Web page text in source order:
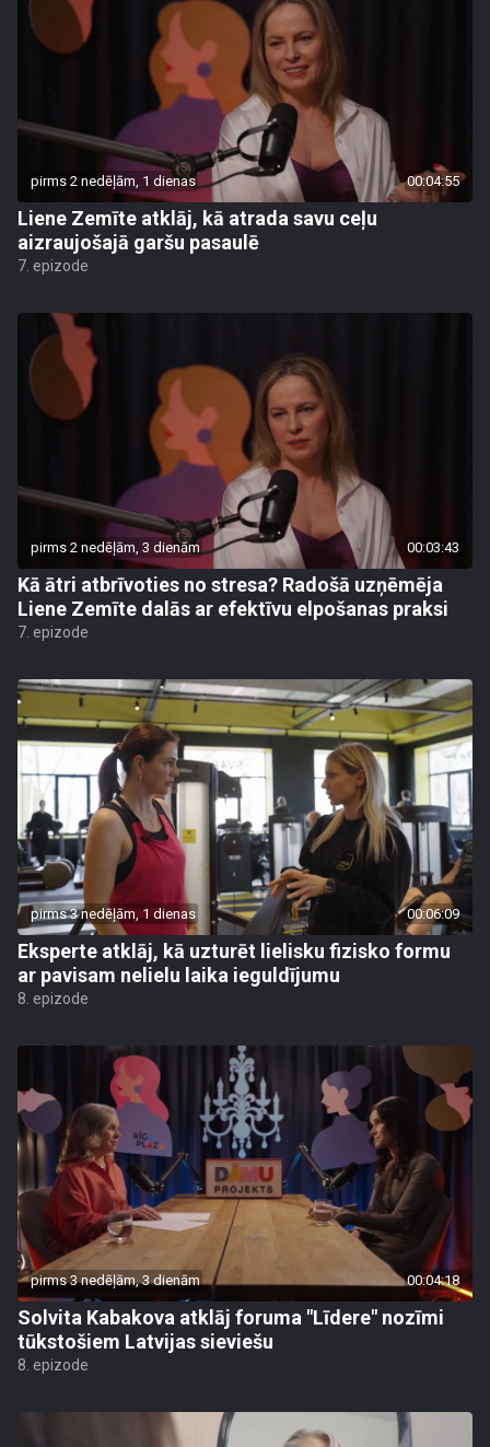
pirms 2 nedēļām, 1 dienas 00:04:55
Liene Zemīte atklāj, kā atrada savu ceļu
aizraujošajā garšu pasaulē
7. epizode
pirms 2 nedēļām, 3 dienām 00:03:43
Kā ātri atbrīvoties no stresa? Radošā uzņēmēja
Liene Zemīte dalās ar efektīvu elpošanas praksi
7. epizode
pirms 3 nedēļām, 1 dienas 00:06:09
Eksperte atklāj, kā uzturēt lielisku fizisko formu
ar pavisam nelielu laika ieguldījumu
8. epizode
pirms 3 nedēļām, 3 dienām 00:04:18
Solvita Kabakova atklāj foruma "Līdere" nozīmi
tūkstošiem Latvijas sieviešu
8. epizode